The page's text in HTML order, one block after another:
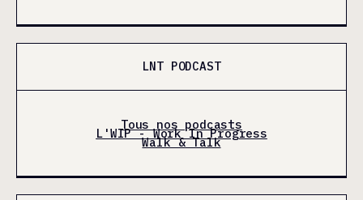
LNT PODCAST
Tous nos podcasts
L'WIP - Work In Progress
Walk & Talk